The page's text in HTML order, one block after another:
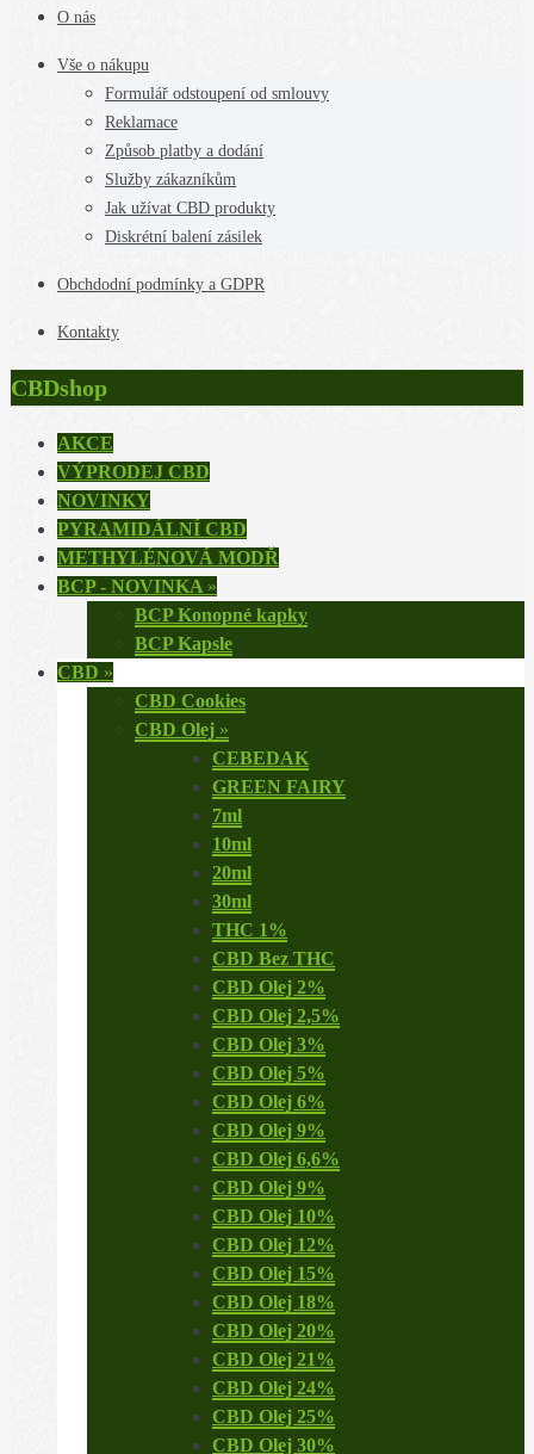
O nás
Vše o nákupu
Formulář odstoupení od smlouvy
Reklamace
Způsob platby a dodání
Služby zákazníkům
Jak užívat CBD produkty
Diskrétní balení zásilek
Obchdodní podmínky a GDPR
Kontakty
CBDshop
AKCE
VÝPRODEJ CBD
NOVINKY
PYRAMIDÁLNÍ CBD
METHYLÉNOVÁ MODŘ
BCP - NOVINKA »
BCP Konopné kapky
BCP Kapsle
CBD »
CBD Cookies
CBD Olej »
CEBEDAK
GREEN FAIRY
7ml
10ml
20ml
30ml
THC 1%
CBD Bez THC
CBD Olej 2%
CBD Olej 2,5%
CBD Olej 3%
CBD Olej 5%
CBD Olej 6%
CBD Olej 9%
CBD Olej 6,6%
CBD Olej 9%
CBD Olej 10%
CBD Olej 12%
CBD Olej 15%
CBD Olej 18%
CBD Olej 20%
CBD Olej 21%
CBD Olej 24%
CBD Olej 25%
CBD Olej 30%